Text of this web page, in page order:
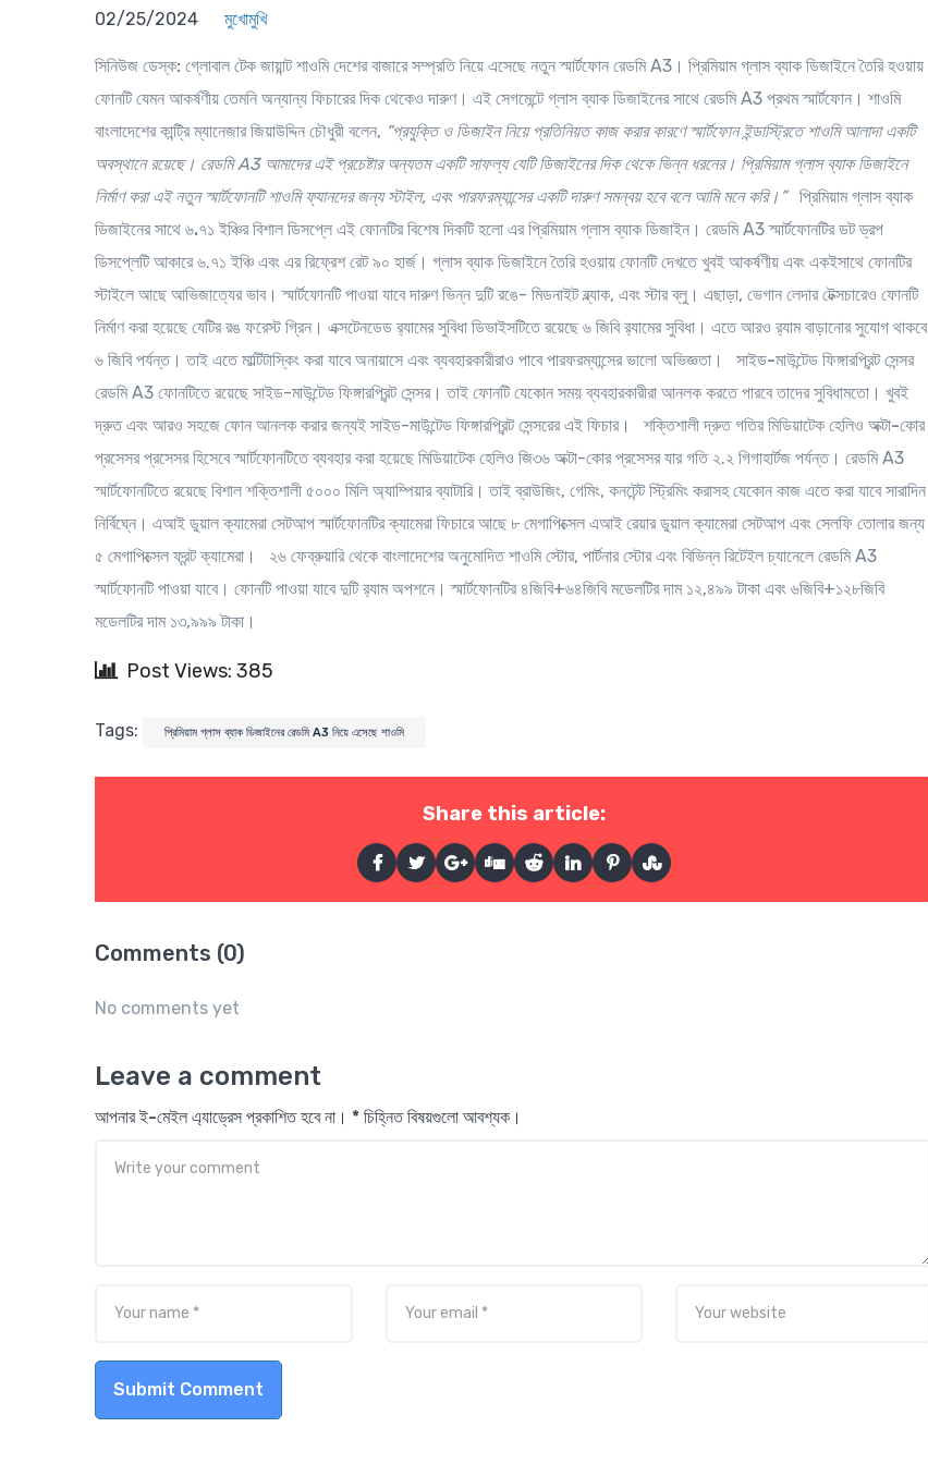
02/25/2024 মুখোমুখি
সিনিউজ ডেস্ক: গ্লোবাল টেক জায়ান্ট শাওমি দেশের বাজারে সম্প্রতি নিয়ে এসেছে নতুন স্মার্টফোন রেডমি A3। প্রিমিয়াম গ্লাস ব্যাক ডিজাইনে তৈরি হওয়ায়
ফোনটি যেমন আকর্ষণীয় তেমনি অন্যান্য ফিচারের দিক থেকেও দারুণ। এই সেগমেন্টে গ্লাস ব্যাক ডিজাইনের সাথে রেডমি A3 প্রথম স্মার্টফোন। শাওমি
বাংলাদেশের কান্ট্রি ম্যানেজার জিয়াউদ্দিন চৌধুরী বলেন, “প্রযুক্তি ও ডিজাইন নিয়ে প্রতিনিয়ত কাজ করার কারণে স্মার্টফোন ইন্ডাস্ট্রিতে শাওমি আলাদা একটি
অবস্থানে রয়েছে। রেডমিA3 আমাদের এই প্রচেষ্টার অন্যতম একটি সাফল্য যেটি ডিজাইনের দিক থেকে ভিন্ন ধরনের। প্রিমিয়াম গ্লাস ব্যাক ডিজাইনে
নির্মাণ করা এই নতুন স্মার্টফোনটি শাওমি ফ্যানদের জন্য স্টাইল, এবং পারফরম্যান্সের একটি দারুণ সমন্বয় হবে বলে আমি মনে করি।” প্রিমিয়াম গ্লাস ব্যাক
ডিজাইনের সাথে ৬.৭১ ইঞ্চির বিশাল ডিসপ্লে এই ফোনটির বিশেষ দিকটি হলো এর প্রিমিয়াম গ্লাস ব্যাক ডিজাইন। রেডমি A3 স্মার্টফোনটির ডট ড্রপ
ডিসপ্লেটি আকারে ৬.৭১ ইঞ্চি এবং এর রিফ্রেশ রেট ৯০ হার্জ। গ্লাস ব্যাক ডিজাইনে তৈরি হওয়ায় ফোনটি দেখতে খুবই আকর্ষণীয় এবং একইসাথে ফোনটির
স্টাইলে আছে আভিজাত্যের ভাব। স্মার্টফোনটি পাওয়া যাবে দারুণ ভিন্ন দুটি রঙে- মিডনাইট ব্ল্যাক, এবং স্টার ব্লু। এছাড়া, ভেগান লেদার টেক্সচারেও ফোনটি
নির্মাণ করা হয়েছে যেটির রঙ ফরেস্ট গ্রিন। এক্সটেনডেড র‌্যামের সুবিধা ডিভাইসটিতে রয়েছে ৬ জিবি র‌্যামের সুবিধা। এতে আরও র‌্যাম বাড়ানোর সুযোগ থাকবে
৬ জিবি পর্যন্ত। তাই এতে মাল্টিটাস্কিং করা যাবে অনায়াসে এবং ব্যবহারকারীরাও পাবে পারফরম্যান্সের ভালো অভিজ্ঞতা। সাইড-মাউন্টেড ফিঙ্গারপ্রিন্ট সেন্সর
রেডমি A3 ফোনটিতে রয়েছে সাইড-মাউন্টেড ফিঙ্গারপ্রিন্ট সেন্সর। তাই ফোনটি যেকোন সময় ব্যবহারকারীরা আনলক করতে পারবে তাদের সুবিধামতো। খুবই
দ্রুত এবং আরও সহজে ফোন আনলক করার জন্যই সাইড-মাউন্টেড ফিঙ্গারপ্রিন্ট সেন্সরের এই ফিচার। শক্তিশালী দ্রুত গতির মিডিয়াটেক হেলিও অক্টা-কোর
প্রসেসরপ্রসেসর হিসেবে স্মার্টফোনটিতে ব্যবহার করা হয়েছে মিডিয়াটেক হেলিও জি৩৬ অক্টা-কোর প্রসেসর যার গতি ২.২ গিগাহার্টজ পর্যন্ত। রেডমি A3
স্মার্টফোনটিতে রয়েছে বিশাল শক্তিশালী ৫০০০ মিলি অ্যাম্পিয়ার ব্যাটারি। তাই ব্রাউজিং, গেমিং, কনটেন্ট স্ট্রিমিং করাসহ যেকোন কাজ এতে করা যাবে সারাদিন
নির্বিঘ্নে। এআই ডুয়াল ক্যামেরা সেটআপস্মার্টফোনটির ক্যামেরা ফিচারে আছে ৮ মেগাপিক্সেল এআই রেয়ার ডুয়াল ক্যামেরা সেটআপ এবং সেলফি তোলার জন্য
৫ মেগাপিক্সেল ফ্রন্ট ক্যামেরা। ২৬ ফেব্রুয়ারি থেকে বাংলাদেশের অনুমোদিত শাওমি স্টোর, পার্টনার স্টোর এবং বিভিন্ন রিটেইল চ্যানেলে রেডমি A3
স্মার্টফোনটি পাওয়া যাবে। ফোনটি পাওয়া যাবে দুটি র‌্যাম অপশনে। স্মার্টফোনটির ৪জিবি+৬৪জিবি মডেলটির দাম ১২,৪৯৯ টাকা এবং ৬জিবি+১২৮জিবি
মডেলটির দাম ১৩,৯৯৯ টাকা।
Post Views: 385
Tags: প্রিমিয়াম গ্লাস ব্যাক ডিজাইনের রেডমি A3 নিয়ে এসেছে শাওমি
Share this article:
Comments (0)
No comments yet
Leave a comment
আপনার ই-মেইল এ্যাড্রেস প্রকাশিত হবে না। * চিহ্নিত বিষয়গুলো আবশ্যক।
Submit Comment